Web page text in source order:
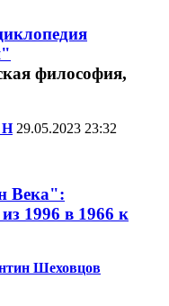
Н29.05.2023 23:32
Века":
1996 в 1966 к
Шеховцов